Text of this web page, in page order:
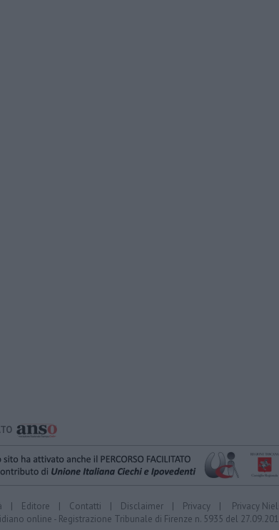
| Editore | Contatti | Disclaimer | Privacy | Privacy
online - Registrazione Tribunale di Firenze n. 5935 del